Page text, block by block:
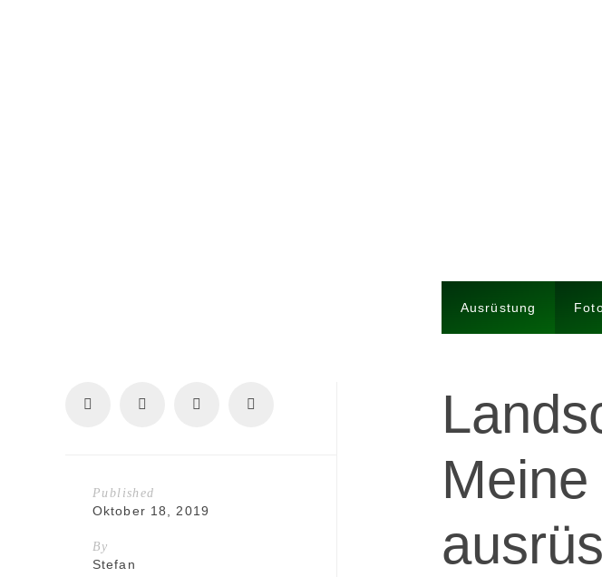
Ausrüstung
Published
Oktober 18, 2019
By
Stefan